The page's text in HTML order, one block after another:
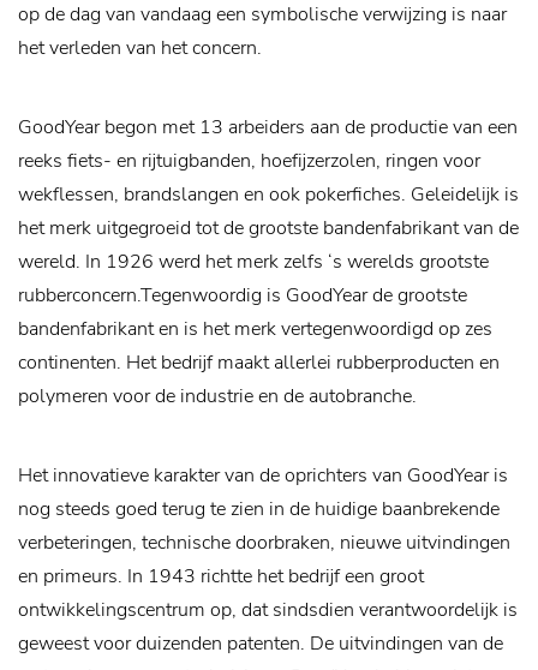
op de dag van vandaag een symbolische verwijzing is naar
het verleden van het concern.
GoodYear begon met 13 arbeiders aan de productie van een
reeks fiets- en rijtuigbanden, hoefijzerzolen, ringen voor
wekflessen, brandslangen en ook pokerfiches. Geleidelijk is
het merk uitgegroeid tot de grootste bandenfabrikant van de
wereld. In 1926 werd het merk zelfs ‘s werelds grootste
rubberconcern.Tegenwoordig is GoodYear de grootste
bandenfabrikant en is het merk vertegenwoordigd op zes
continenten. Het bedrijf maakt allerlei rubberproducten en
polymeren voor de industrie en de autobranche.
Het innovatieve karakter van de oprichters van GoodYear is
nog steeds goed terug te zien in de huidige baanbrekende
verbeteringen, technische doorbraken, nieuwe uitvindingen
en primeurs. In 1943 richtte het bedrijf een groot
ontwikkelingscentrum op, dat sindsdien verantwoordelijk is
geweest voor duizenden patenten. De uitvindingen van de